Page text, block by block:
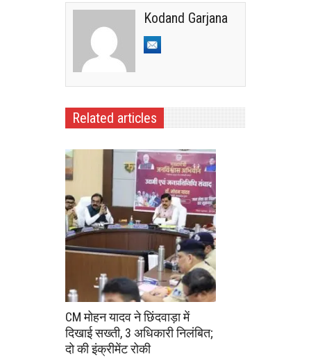
Kodand Garjana
Related articles
CM मोहन यादव ने छिंदवाड़ा में
दिखाई सख्ती, 3 अधिकारी निलंबित;
दो की इंक्रीमेंट रोकी